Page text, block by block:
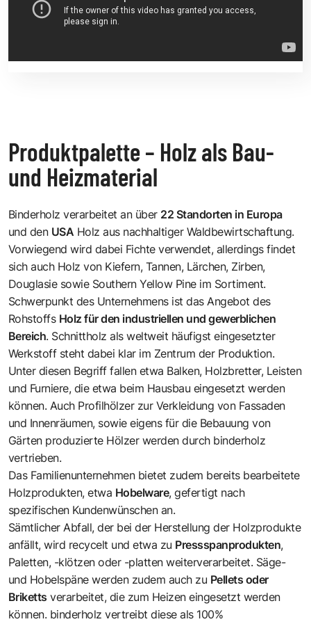
Produktpalette – Holz als Bau-
und Heizmaterial
Binderholz verarbeitet an über 22 Standorten in Europa
und den USA Holz aus nachhaltiger Waldbewirtschaftung.
Vorwiegend wird dabei Fichte verwendet, allerdings findet
sich auch Holz von Kiefern, Tannen, Lärchen, Zirben,
Douglasie sowie Southern Yellow Pine im Sortiment.
Schwerpunkt des Unternehmens ist das Angebot des
Rohstoffs Holz für den industriellen und gewerblichen
Bereich. Schnittholz als weltweit häufigst eingesetzter
Werkstoff steht dabei klar im Zentrum der Produktion.
Unter diesen Begriff fallen etwa Balken, Holzbretter, Leisten
und Furniere, die etwa beim Hausbau eingesetzt werden
können. Auch Profilhölzer zur Verkleidung von Fassaden
und Innenräumen, sowie eigens für die Bebauung von
Gärten produzierte Hölzer werden durch binderholz
vertrieben.
Das Familienunternehmen bietet zudem bereits bearbeitete
Holzprodukten, etwa Hobelware, gefertigt nach
spezifischen Kundenwünschen an.
Sämtlicher Abfall, der bei der Herstellung der Holzprodukte
anfällt, wird recycelt und etwa zu Pressspanprodukten,
Paletten, -klötzen oder -platten weiterverarbeitet. Säge-
und Hobelspäne werden zudem auch zu Pellets oder
Briketts verarbeitet, die zum Heizen eingesetzt werden
können. binderholz vertreibt diese als 100%